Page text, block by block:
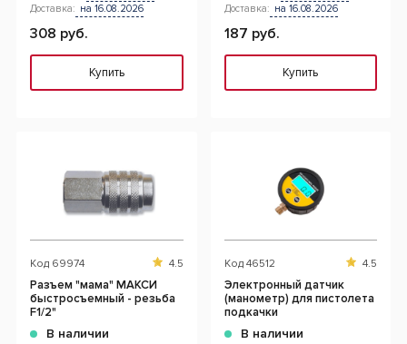
Доставка: на 16.08.2026
308 руб.
Купить
Доставка: на 16.08.2026
187 руб.
Купить
Код 69974 4.5
Разъем "мама" МАКСИ
быстросъемный - резьба
F1/2"
В наличии
Код 46512 4.5
Электронный датчик
(манометр) для пистолета
подкачки
В наличии